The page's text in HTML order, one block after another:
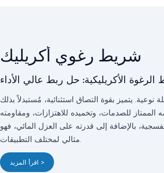
شريط رغوي أكريليك
الأكريليكية: حل ربط عالي الأداء
نوعية. يتميز بقوة التصاق استثنائية، مُستبدلاً بذلك
الممتاز للصدمات، وتخميده للاهتزازات، ومقاومته
بالإضافة إلى قدرته على العزل المائي، فهو
مثالي لمختلف التطبيقات.
اقرأ المزيد >